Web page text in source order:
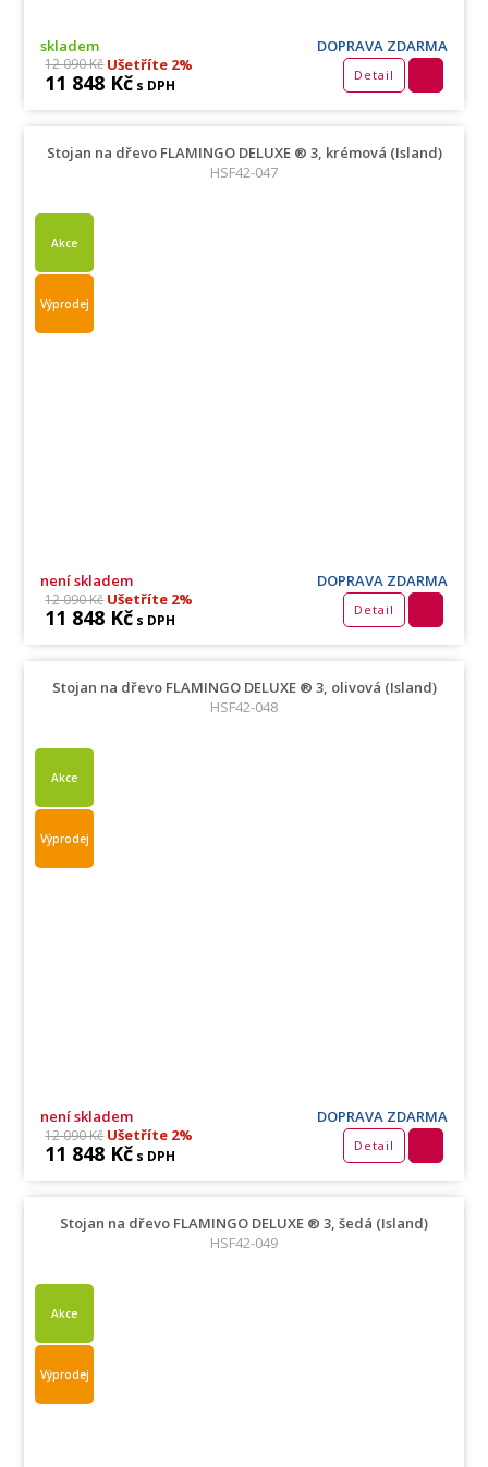
skladem DOPRAVA ZDARMA
12 090 KčUšetříte 2%
11 848 Kč s DPH
Detail
Stojan na dřevo FLAMINGO DELUXE ® 3, krémová (Island)
HSF42-047
Akce
Výprodej
není skladem DOPRAVA ZDARMA
12 090 KčUšetříte 2%
11 848 Kč s DPH
Detail
Stojan na dřevo FLAMINGO DELUXE ® 3, olivová (Island)
HSF42-048
Akce
Výprodej
není skladem DOPRAVA ZDARMA
12 090 KčUšetříte 2%
11 848 Kč s DPH
Detail
Stojan na dřevo FLAMINGO DELUXE ® 3, šedá (Island)
HSF42-049
Akce
Výprodej